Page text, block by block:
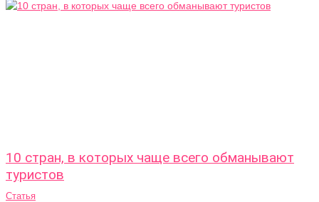
10 стран, в которых чаще всего обманывают
туристов
Статья